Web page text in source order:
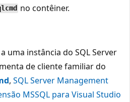
no contêiner.
uma instância do SQL Server
de cliente familiar do
, SQL Server Management
MSSQL para Visual Studio